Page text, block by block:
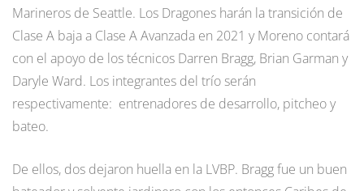
Marineros de Seattle. Los Dragones harán la transición de
Clase A baja a Clase A Avanzada en 2021 y Moreno contará
con el apoyo de los técnicos Darren Bragg, Brian Garman y
Daryle Ward. Los integrantes del trío serán
respectivamente: entrenadores de desarrollo, pitcheo y
bateo.
De ellos, dos dejaron huella en la LVBP. Bragg fue un buen